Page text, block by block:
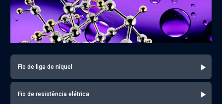
Fio de liga de níquel
Fio de resistência elétrica